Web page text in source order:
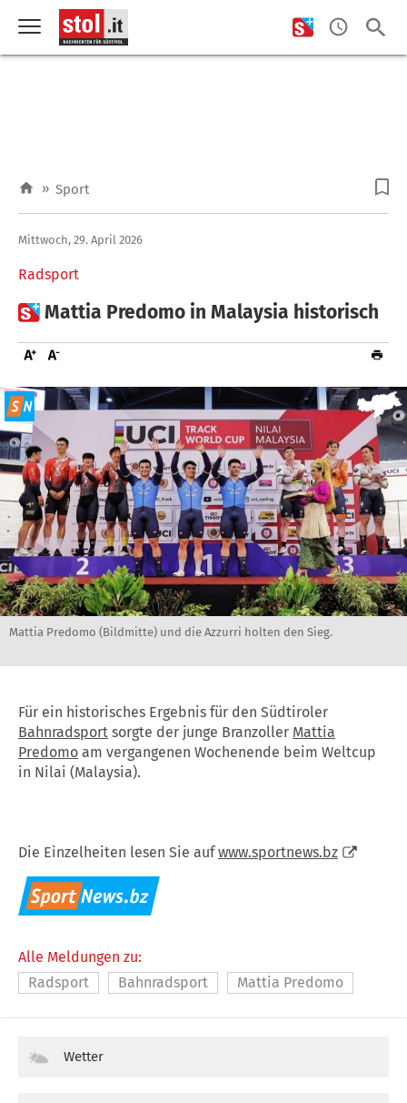
» Sport
Radsport
Mittwoch, 29. April 2026
Mattia Predomo in Malaysia historisch
Mattia Predomo (Bildmitte) und die Azzurri holten den Sieg.
Für ein historisches Ergebnis für den Südtiroler
Bahnradsport sorgte der junge Branzoller Mattia
Predomo am vergangenen Wochenende beim Weltcup
in Nilai (Malaysia).
Die Einzelheiten lesen Sie aufwww.sportnews.bz
Alle Meldungen zu:
Radsport
Bahnradsport Mattia Predomo
Wetter